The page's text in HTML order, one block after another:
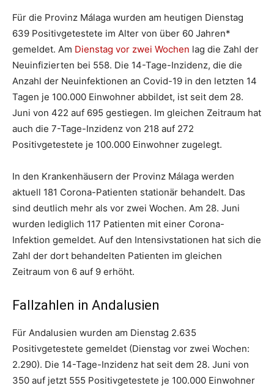
Für die Provinz Málaga wurden am heutigen Dienstag
639 Positivgetestete im Alter von über 60 Jahren*
gemeldet. Am Dienstag vor zwei Wochen lag die Zahl der
Neuinfizierten bei 558. Die 14-Tage-Inzidenz, die die
Anzahl der Neuinfektionen an Covid-19 in den letzten 14
Tagen je 100.000 Einwohner abbildet, ist seit dem 28.
Juni von 422 auf 695 gestiegen. Im gleichen Zeitraum hat
auch die 7-Tage-Inzidenz von 218 auf 272
Positivgetestete je 100.000 Einwohner zugelegt.
In den Krankenhäusern der Provinz Málaga werden
aktuell 181 Corona-Patienten stationär behandelt. Das
sind deutlich mehr als vor zwei Wochen. Am 28. Juni
wurden lediglich 117 Patienten mit einer Corona-
Infektion gemeldet. Auf den Intensivstationen hat sich die
Zahl der dort behandelten Patienten im gleichen
Zeitraum von 6 auf 9 erhöht.
Fallzahlen in Andalusien
Für Andalusien wurden am Dienstag 2.635
Positivgetestete gemeldet (Dienstag vor zwei Wochen:
2.290). Die 14-Tage-Inzidenz hat seit dem 28. Juni von
350 auf jetzt 555 Positivgetestete je 100.000 Einwohner